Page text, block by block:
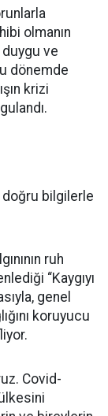
olmanın
ve
dönemde
krizi
bilgilerle
ruh
“Kaygıyı
genel
koruyucu
Covid-